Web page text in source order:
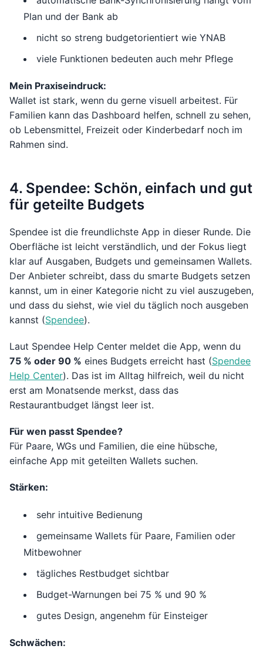
Plan und der Bank ab
nicht so streng budgetorientiert wie YNAB
viele Funktionen bedeuten auch mehr Pflege
Mein Praxiseindruck:
Wallet ist stark, wenn du gerne visuell arbeitest. Für
Familien kann das Dashboard helfen, schnell zu sehen,
ob Lebensmittel, Freizeit oder Kinderbedarf noch im
Rahmen sind.
4. Spendee: Schön, einfach und gut
für geteilte Budgets
Spendee ist die freundlichste App in dieser Runde. Die
Oberfläche ist leicht verständlich, und der Fokus liegt
klar auf Ausgaben, Budgets und gemeinsamen Wallets.
Der Anbieter schreibt, dass du smarte Budgets setzen
kannst, um in einer Kategorie nicht zu viel auszugeben,
und dass du siehst, wie viel du täglich noch ausgeben
kannst (Spendee).
Laut Spendee Help Center meldet die App, wenn du
75 % oder 90 % eines Budgets erreicht hast (Spendee
Help Center). Das ist im Alltag hilfreich, weil du nicht
erst am Monatsende merkst, dass das
Restaurantbudget längst leer ist.
Für wen passt Spendee?
Für Paare, WGs und Familien, die eine hübsche,
einfache App mit geteilten Wallets suchen.
Stärken:
sehr intuitive Bedienung
gemeinsame Wallets für Paare, Familien oder
Mitbewohner
tägliches Restbudget sichtbar
Budget-Warnungen bei 75 % und 90 %
gutes Design, angenehm für Einsteiger
Schwächen: